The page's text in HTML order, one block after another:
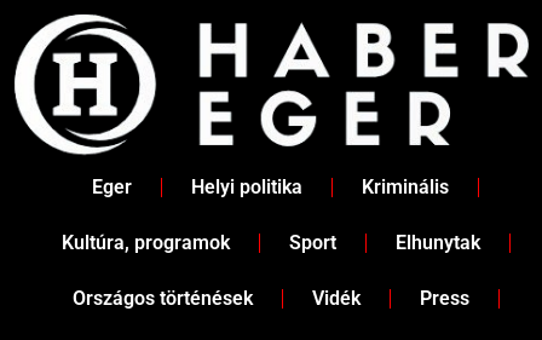
content
Eger Helyi politika Kriminális
Kultúra, programok Sport Elhunytak
Országos történések Vidék Press